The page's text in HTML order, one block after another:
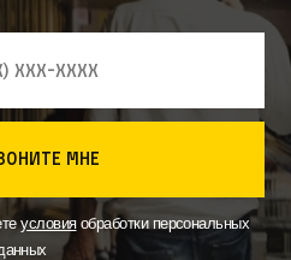
мне
условияобработки персональных